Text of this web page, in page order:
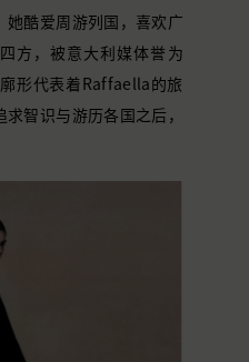
她酷爱周游列国，喜欢广
方，被意大利媒体誉为
形代表着 Raffaella 的旅
求智识与 游历各国之后，